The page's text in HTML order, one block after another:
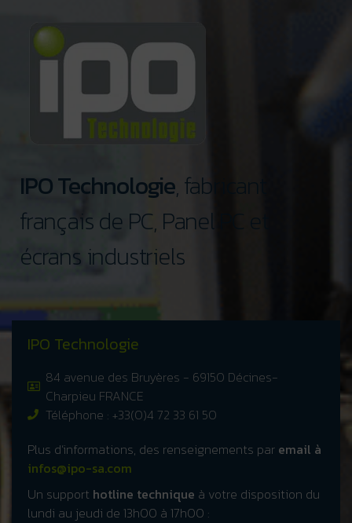
IPO Technologie, fabricant
français de PC, Panel PC et
écrans industriels
IPO Technologie
84 avenue des Bruyères - 69150 Décines-
Charpieu FRANCE
Téléphone : +33(0)4 72 33 61 50
Plus d’informations, des renseignements par email à
infos@ipo-sa.com
Un support hotline technique à votre disposition du
lundi au jeudi de 13h00 à 17h00 :